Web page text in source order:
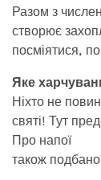
Разом з
створює
посміятися,
Яке
Ніхто не
святі! Тут
Про напої
також